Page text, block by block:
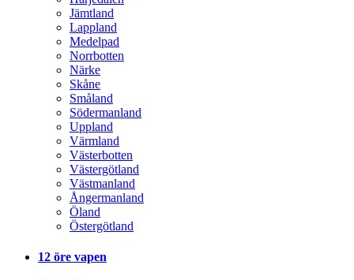
Jämtland
Lappland
Medelpad
Norrbotten
Närke
Skåne
Småland
Södermanland
Uppland
Värmland
Västerbotten
Västergötland
Västmanland
Ångermanland
Öland
Östergötland
12 öre vapen